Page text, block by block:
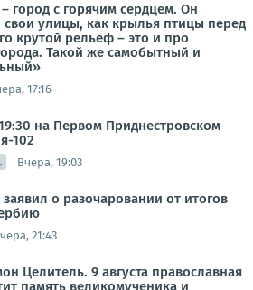
город с горячим сердцем. Он
свои улицы, как крылья птицы перед
крутой рельеф – это и про
Такой же самобытный и
17:16
на Первом Приднестровском
102
Вчера, 19:03
о разочаровании от итогов
21:43
Целитель. 9 августа православная
память великомученика и